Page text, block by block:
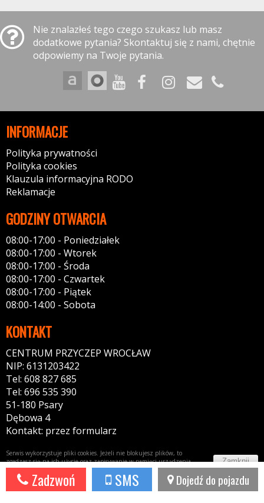
Zadzwoń SMS Dojedź do pojazdu
Nie znalazłeś tego czego szukasz lub masz
dodatkowe pytania? Skontaktuj się z nami, chętnie
odpowiemy na Twoje pytania.
INFORMACJE
Polityka prywatności
Polityka cookies
Klauzula informacyjna RODO
Reklamacje
GODZINY OTWARCIA
08:00-17:00 - Poniedziałek
08:00-17:00 - Wtorek
08:00-17:00 - Środa
08:00-17:00 - Czwartek
08:00-17:00 - Piątek
08:00-14:00 - Sobota
KONTAKT
CENTRUM PRZYCZEP WROCŁAW
NIP: 6131203422
Tel: 608 827 685
Tel: 696 535 390
51-180 Psary
Dębowa 4
Kontakt: przez formularz
Serwis wykorzystuje pliki cookies. Jeżeli nie blokujesz plików, to
zgadzasz się na ich użycie oraz zapisywanie w pamięci urządzenia.
Więcej informacji wpolityce prywatności
Zamknij
Potrzebujesz taki portal? Napisz do nas! 44fox.com